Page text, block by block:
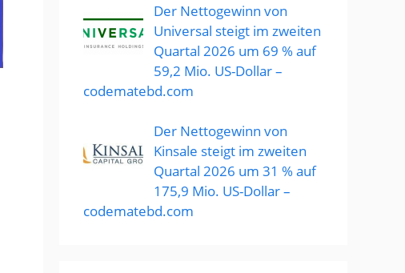
Der Nettogewinn von
Universal steigt im zweiten
Quartal 2026 um 69 % auf
59,2 Mio. US-Dollar –
codematebd.com
Der Nettogewinn von
Kinsale steigt im zweiten
Quartal 2026 um 31 % auf
175,9 Mio. US-Dollar –
codematebd.com